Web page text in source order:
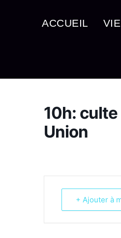
ACCUEIL
10h:
Union
+ Ajouter à